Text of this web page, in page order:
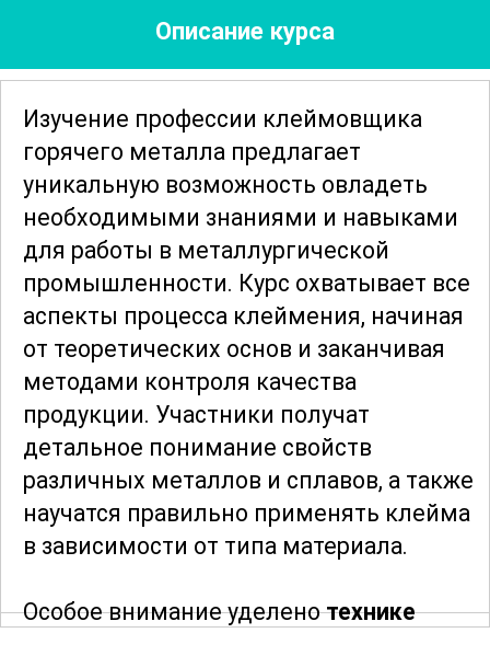
Описание курса
Изучение профессии клеймовщика
горячего металла предлагает
уникальную возможность овладеть
необходимыми знаниями и навыками
для работы в металлургической
промышленности. Курс охватывает все
аспекты процесса клеймения, начиная
от теоретических основ и заканчивая
методами контроля качества
продукции. Участники получат
детальное понимание свойств
различных металлов и сплавов, а также
научатся правильно применять клейма
в зависимости от типа материала.
Особое внимание уделенотехнике